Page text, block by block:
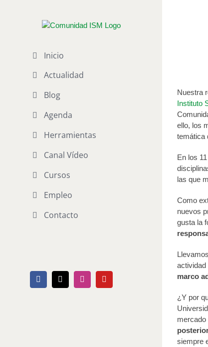
Inicio
Actualidad
Blog
Agenda
Herramientas
Canal Vídeo
Cursos
Empleo
Contacto
Facebook
X InstagramYouTube
Nuestra
Instituto
ello, los
temática
En los
las que
Como
nuevos
gusta la
actividad
marco
¿Y por
mercado
siempre